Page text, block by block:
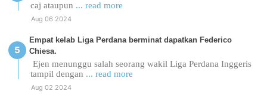
caj ataupun ... read more
Aug 06 2024
Empat kelab Liga Perdana berminat dapatkan Federico
Chiesa.
Ejen menunggu salah seorang wakil Liga Perdana Inggeris
tampil dengan ... read more
Aug 02 2024